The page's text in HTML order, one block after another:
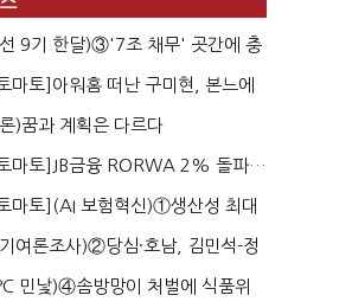
9기 한달)③'7조 채무' 곳간에 충
추미애, 20년...
마토]아워홈 떠난 구미현, 본느에
억 베팅…가...
)꿈과 계획은 다르다
마토]JB금융 RORWA 2% 돌파…
견인은 은행 ...
마토](AI 보험혁신)①생산성 최대
개선…현실...
여론조사)②당심·호남, 김민석-정
'초접전'...
민낯)④솜방망이 처벌에 식품위